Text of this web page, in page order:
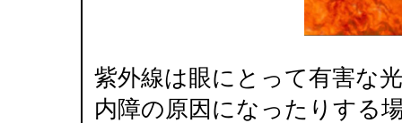
紫外線は眼にとって有害な
内障の原因になったりする